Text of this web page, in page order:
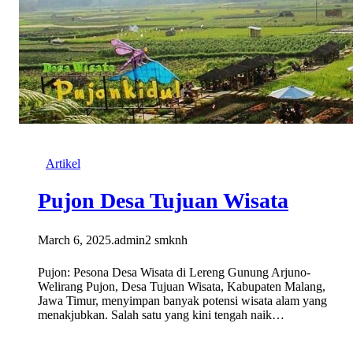
Artikel
Pujon Desa Tujuan Wisata
March 6, 2025.admin2 smknh
Pujon: Pesona Desa Wisata di Lereng Gunung Arjuno-
Welirang Pujon, Desa Tujuan Wisata, Kabupaten Malang,
Jawa Timur, menyimpan banyak potensi wisata alam yang
menakjubkan. Salah satu yang kini tengah naik…